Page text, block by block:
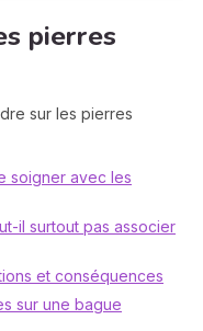
pierres
sur les pierres
soigner avec les
il surtout pas associer
et conséquences
sur une bague